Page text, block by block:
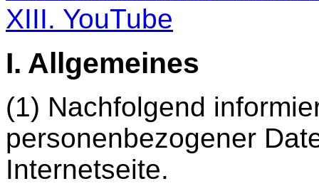
XIII. YouTube
I. Allgemeines
(1) Nachfolgend
personenbezogener
Internetseite.